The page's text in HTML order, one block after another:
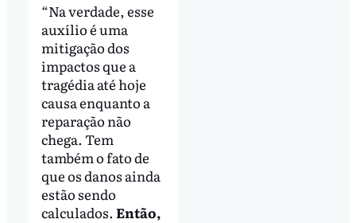
“Na verdade, esse
auxílio é uma
mitigação dos
impactos que a
tragédia até hoje
causa enquanto a
reparação não
chega. Tem
também o fato de
que os danos ainda
estão sendo
calculados. Então,